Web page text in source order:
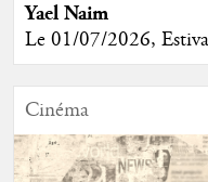
Yael Naim
Le 01/07/2026,
Cinéma